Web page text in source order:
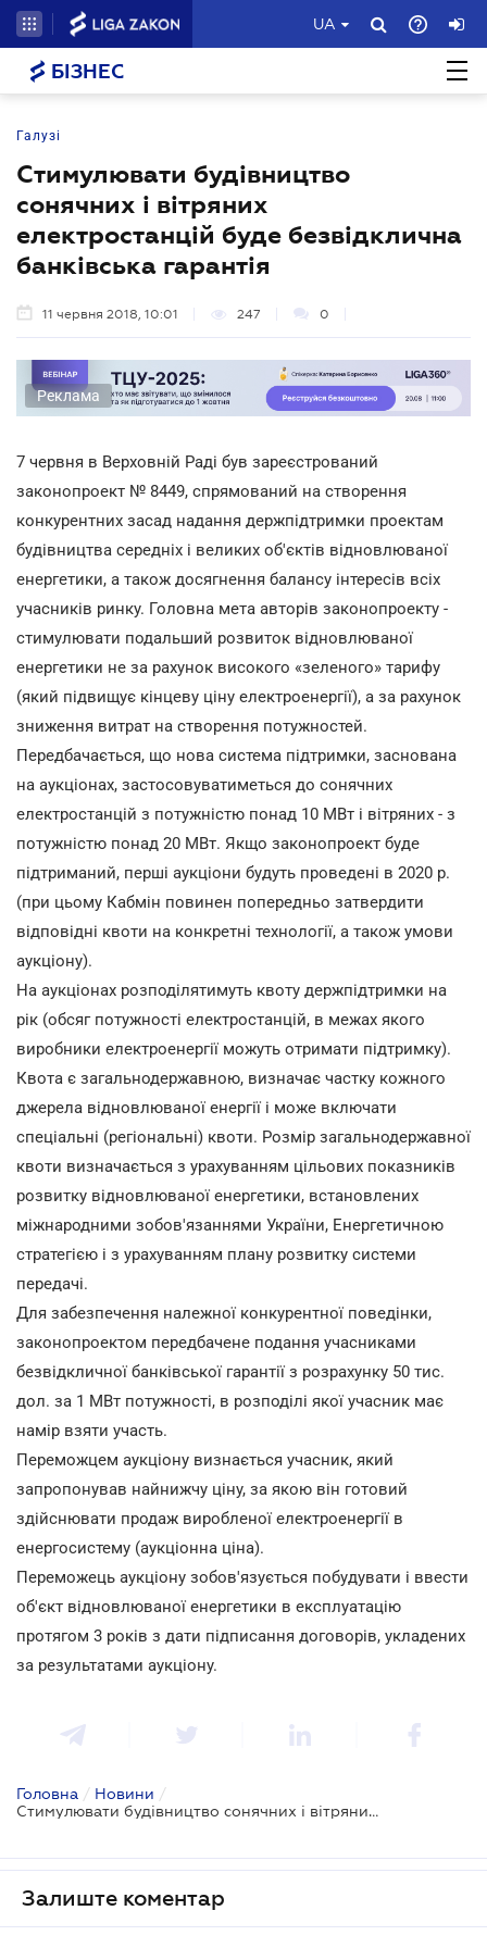
UA
БІЗНЕС
Галузі
Стимулювати будівництво
сонячних і вітряних
електростанцій буде безвідклична
банківська гарантія
11 червня 2018, 10:01 247 0
Реклама
7 червня в Верховній Раді був зареєстрований
законопроект № 8449, спрямований на створення
конкурентних засад надання держпідтримки проектам
будівництва середніх і великих об'єктів відновлюваної
енергетики, а також досягнення балансу інтересів всіх
учасників ринку. Головна мета авторів законопроекту -
стимулювати подальший розвиток відновлюваної
енергетики не за рахунок високого «зеленого» тарифу
(який підвищує кінцеву ціну електроенергії), а за рахунок
зниження витрат на створення потужностей.
Передбачається, що нова система підтримки, заснована
на аукціонах, застосовуватиметься до сонячних
електростанцій з потужністю понад 10 МВт і вітряних - з
потужністю понад 20 МВт. Якщо законопроект буде
підтриманий, перші аукціони будуть проведені в 2020 р.
(при цьому Кабмін повинен попередньо затвердити
відповідні квоти на конкретні технології, а також умови
аукціону).
На аукціонах розподілятимуть квоту держпідтримки на
рік (обсяг потужності електростанцій, в межах якого
виробники електроенергії можуть отримати підтримку).
Квота є загальнодержавною, визначає частку кожного
джерела відновлюваної енергії і може включати
спеціальні (регіональні) квоти. Розмір загальнодержавної
квоти визначається з урахуванням цільових показників
розвитку відновлюваної енергетики, встановлених
міжнародними зобов'язаннями України, Енергетичною
стратегією і з урахуванням плану розвитку системи
передачі.
Для забезпечення належної конкурентної поведінки,
законопроектом передбачене подання учасниками
безвідкличної банківської гарантії з розрахунку 50 тис.
дол. за 1 МВт потужності, в розподілі якої учасник має
намір взяти участь.
Переможцем аукціону визнається учасник, який
запропонував найнижчу ціну, за якою він готовий
здійснювати продаж виробленої електроенергії в
енергосистему (аукціонна ціна).
Переможець аукціону зобов'язується побудувати і ввести
об'єкт відновлюваної енергетики в експлуатацію
протягом 3 років з дати підписання договорів, укладених
за результатами аукціону.
Головна / Новини /
Стимулювати будівництво сонячних і вітряних електростанцій буде безвідклична банківська гарантія
Залиште коментар